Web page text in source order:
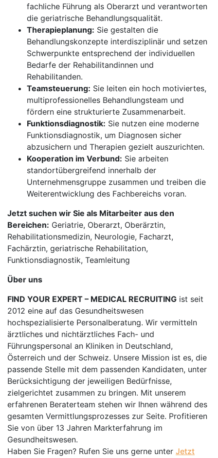
fachliche Führung als Oberarzt und verantworten
die geriatrische Behandlungsqualität.
Therapieplanung: Sie gestalten die
Behandlungskonzepte interdisziplinär und setzen
Schwerpunkte entsprechend der individuellen
Bedarfe der Rehabilitandinnen und
Rehabilitanden.
Teamsteuerung: Sie leiten ein hoch motiviertes,
multiprofessionelles Behandlungsteam und
fördern eine strukturierte Zusammenarbeit.
Funktionsdiagnostik: Sie nutzen eine moderne
Funktionsdiagnostik, um Diagnosen sicher
abzusichern und Therapien gezielt auszurichten.
Kooperation im Verbund: Sie arbeiten
standortübergreifend innerhalb der
Unternehmensgruppe zusammen und treiben die
Weiterentwicklung des Fachbereichs voran.
Jetzt suchen wir Sie als Mitarbeiter aus den
Bereichen: Geriatrie, Oberarzt, Oberärztin,
Rehabilitationsmedizin, Neurologie, Facharzt,
Fachärztin, geriatrische Rehabilitation,
Funktionsdiagnostik, Teamleitung
Über uns
FIND YOUR EXPERT – MEDICAL RECRUITING ist seit
2012 eine auf das Gesundheitswesen
hochspezialisierte Personalberatung. Wir vermitteln
ärztliches und nichtärztliches Fach- und
Führungspersonal an Kliniken in Deutschland,
Österreich und der Schweiz. Unsere Mission ist es, die
passende Stelle mit dem passenden Kandidaten, unter
Berücksichtigung der jeweiligen Bedürfnisse,
zielgerichtet zusammen zu bringen. Mit unserem
erfahrenen Beraterteam stehen wir Ihnen während des
gesamten Vermittlungsprozesses zur Seite. Profitieren
Sie von über 13 Jahren Markterfahrung im
Gesundheitswesen.
Haben Sie Fragen? Rufen Sie uns gerne unter Jetzt